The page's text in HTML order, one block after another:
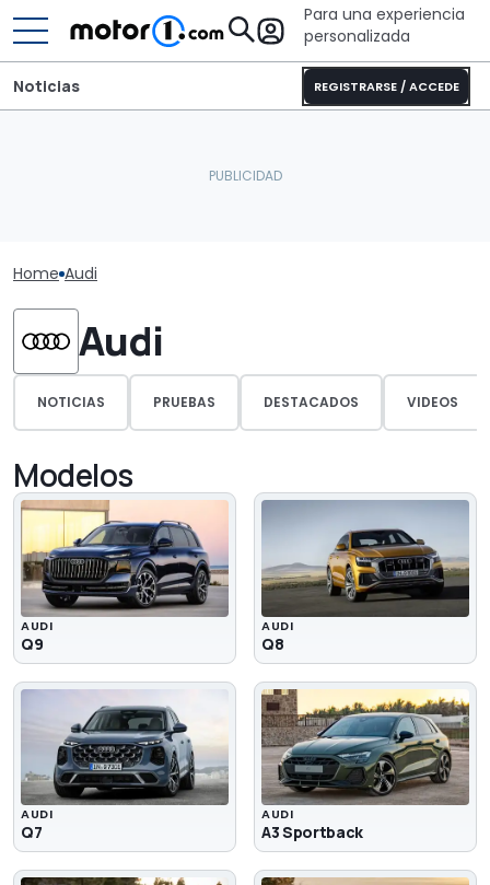
Para una experiencia
personalizada
REGISTRARSE / ACCEDE
Noticias
Home Audi
Audi
NOTICIAS PRUEBAS DESTACADOS VIDEOS
Modelos
AUDI
Q9
AUDI
Q8
AUDI
Q7
AUDI
A3 Sportback